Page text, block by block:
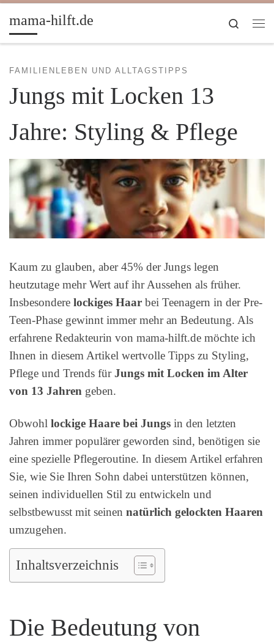
Zum Inhalt springen
mama-hilft.de
Search
FAMILIENLEBEN UND ALLTAGSTIPPS
Jungs mit Locken 13
Jahre: Styling & Pflege
Kaum zu glauben, aber 45% der Jungs legen
heutzutage mehr Wert auf ihr Aussehen als früher.
Insbesondere lockiges Haar bei Teenagern in der Pre-
Teen-Phase gewinnt immer mehr an Bedeutung. Als
erfahrene Redakteurin von mama-hilft.de möchte ich
Ihnen in diesem Artikel wertvolle Tipps zu Styling,
Pflege und Trends fürJungs mit Locken im Alter
von 13 Jahren geben.
Obwohl lockige Haare bei Jungs in den letzten
Jahren immer populärer geworden sind, benötigen sie
eine spezielle Pflegeroutine. In diesem Artikel erfahren
Sie, wie Sie Ihren Sohn dabei unterstützen können,
seinen individuellen Stil zu entwickeln und
selbstbewusst mit seinen natürlich gelockten Haaren
umzugehen.
Inhaltsverzeichnis
Die Bedeutung von